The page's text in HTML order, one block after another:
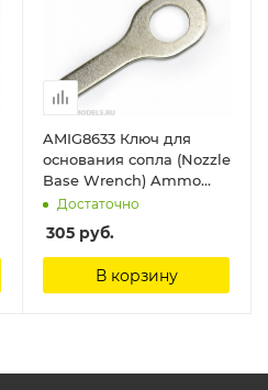
AMIG8633 Ключ для
основания сопла (Nozzle
Base Wrench) Ammo
MigДостаточно
305 руб.
В корзину